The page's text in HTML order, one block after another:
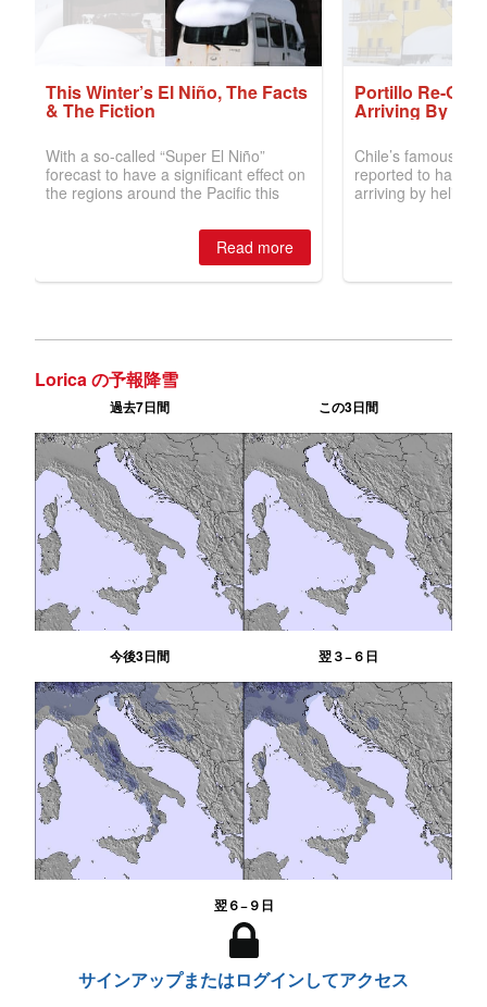
Lorica の予報降雪
過去7日間 この3日間
今後3日間 翌３−６日
翌６−９日
サインアップまたはログインしてアクセス